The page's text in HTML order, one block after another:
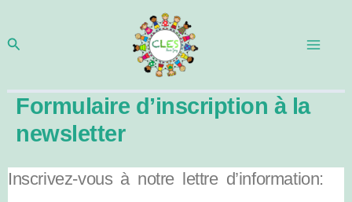
contenu
Rechercher
Formulaire d’inscription à la
newsletter
Inscrivez-vous à notre lettre d’information: